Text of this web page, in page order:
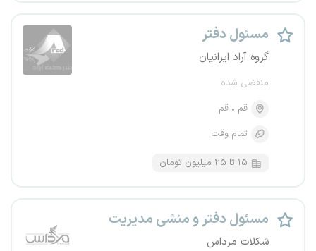
مسئول دفتر
گروه آراد ایرانیان
منقضی شده
قم
قم
تمام وقت
۱۵ تا ۲۵ میلیون تومان
مسئول دفتر و منشی مدیریت
شکلات مرداس